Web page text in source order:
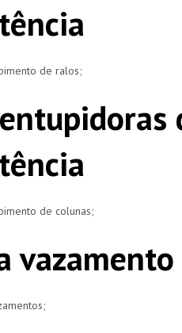
de ralos;
de colunas;